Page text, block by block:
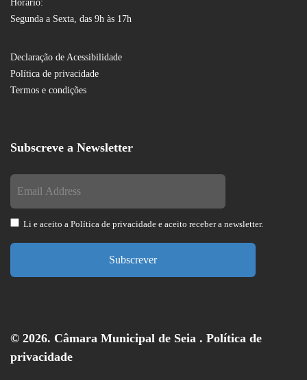
Horário:
Segunda a Sexta, das 9h às 17h
Declaração de Acessibilidade
Política de privacidade
Termos e condições
Subscreve a Newsletter
Li e aceito a Política de privacidade e aceito receber a newsletter.
Subscrever
© 2026. Câmara Municipal de Seia . Política de
privacidade